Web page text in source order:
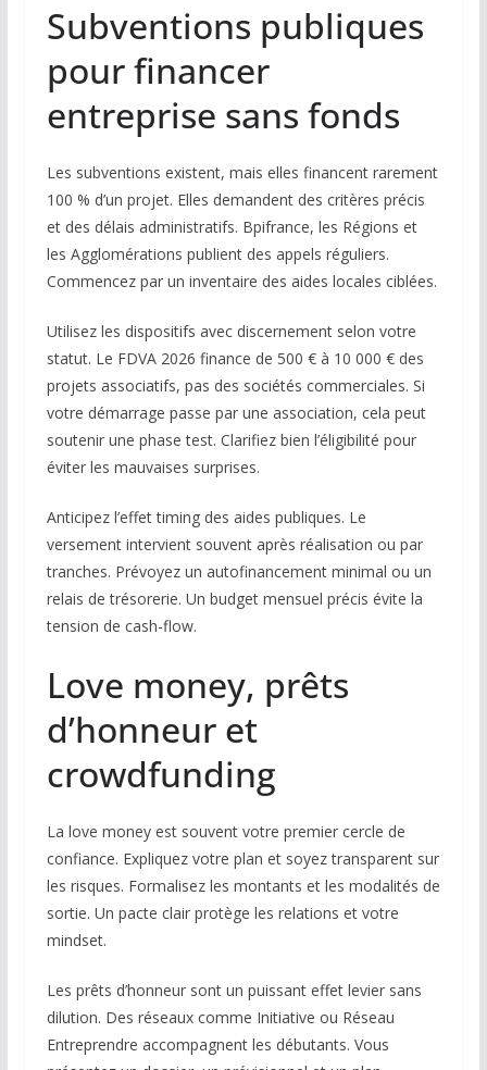
Subventions publiques
pour financer
entreprise sans fonds
Les subventions existent, mais elles financent rarement
100 % d’un projet. Elles demandent des critères précis
et des délais administratifs. Bpifrance, les Régions et
les Agglomérations publient des appels réguliers.
Commencez par un inventaire des aides locales ciblées.
Utilisez les dispositifs avec discernement selon votre
statut. Le FDVA 2026 finance de 500 € à 10 000 € des
projets associatifs, pas des sociétés commerciales. Si
votre démarrage passe par une association, cela peut
soutenir une phase test. Clarifiez bien l’éligibilité pour
éviter les mauvaises surprises.
Anticipez l’effet timing des aides publiques. Le
versement intervient souvent après réalisation ou par
tranches. Prévoyez un autofinancement minimal ou un
relais de trésorerie. Un budget mensuel précis évite la
tension de cash-flow.
Love money, prêts
d’honneur et
crowdfunding
La love money est souvent votre premier cercle de
confiance. Expliquez votre plan et soyez transparent sur
les risques. Formalisez les montants et les modalités de
sortie. Un pacte clair protège les relations et votre
mindset.
Les prêts d’honneur sont un puissant effet levier sans
dilution. Des réseaux comme Initiative ou Réseau
Entreprendre accompagnent les débutants. Vous